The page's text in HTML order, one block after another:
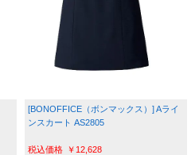
[BONOFFICE（ボンマックス）] Aライ
ンスカート AS2805
￥12,628